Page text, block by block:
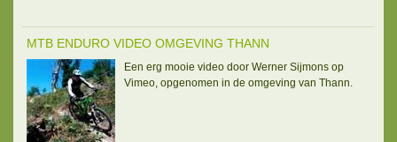
MTB ENDURO VIDEO OMGEVING THANN
Een erg mooie video door Werner Sijmons op
Vimeo, opgenomen in de omgeving van Thann.